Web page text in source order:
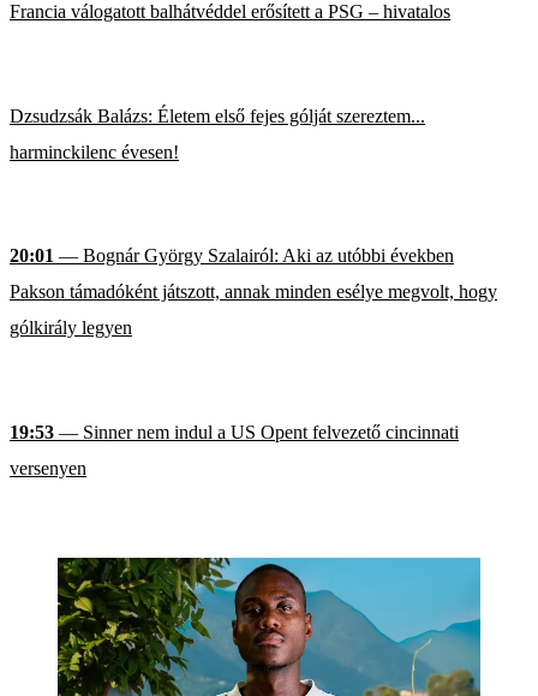
Francia válogatott balhátvéddel erősített a PSG – hivatalos
Dzsudzsák Balázs: Életem első fejes gólját szereztem...
harminckilenc évesen!
20:01 — Bognár György Szalairól: Aki az utóbbi években
Pakson támadóként játszott, annak minden esélye megvolt, hogy
gólkirály legyen
19:53 — Sinner nem indul a US Opent felvezető cincinnati
versenyen